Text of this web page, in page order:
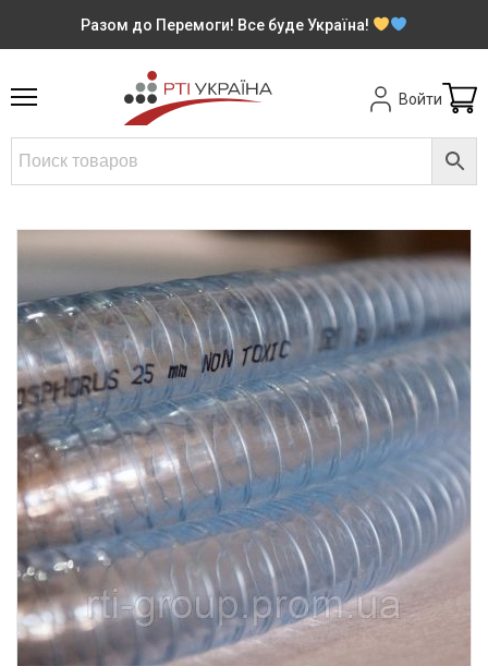
Разом до Перемоги! Все буде Україна!
Войти